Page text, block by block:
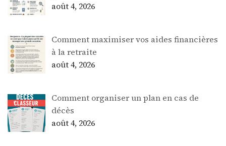
août 4, 2026
Comment maximiser vos aides financières
à la retraite
août 4, 2026
Comment organiser un plan en cas de
décès
août 4, 2026